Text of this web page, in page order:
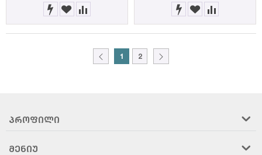
1 2
ᲞᲠᲝᲤᲘᲚᲘ
ᲛᲔᲜᲘᲣ